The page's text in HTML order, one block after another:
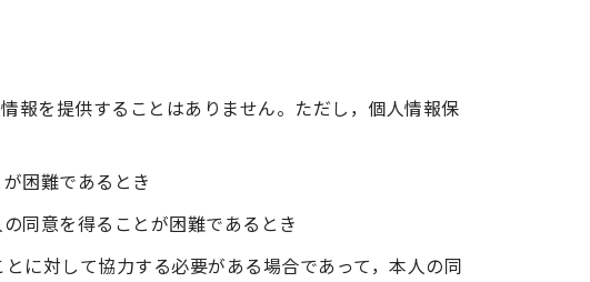
報を提供することはありません。ただし，個人情報保
困難であるとき
同意を得ることが困難であるとき
に対して協力する必要がある場合であって，本人の同